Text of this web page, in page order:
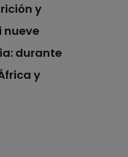
y
nueve
durante
y